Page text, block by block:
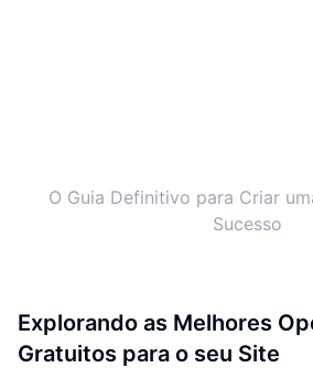
O Guia Definitivo para Criar
Sucesso
Explorando as Melhores
Gratuitos para o seu Site